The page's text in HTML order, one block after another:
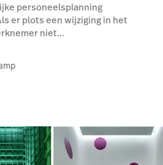
personeelsplanning
er plots een wijziging in het
niet...